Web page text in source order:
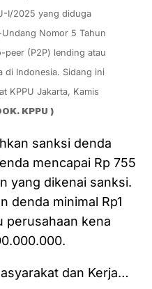
I/2025 yang diduga
Nomor 5 Tahun
peer (P2P) lending atau
di Indonesia. Sidang ini
KPPU Jakarta, Kamis
KPPU )
sanksi denda
mencapai Rp 755
yang dikenai sanksi.
denda minimal Rp1
perusahaan kena
dan Kerja…